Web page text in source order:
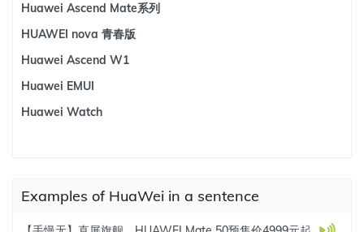
Huawei Ascend Mate系列
HUAWEI nova 青春版
Huawei Ascend W1
Huawei EMUI
Huawei Watch
Examples of HuaWei in a sentence